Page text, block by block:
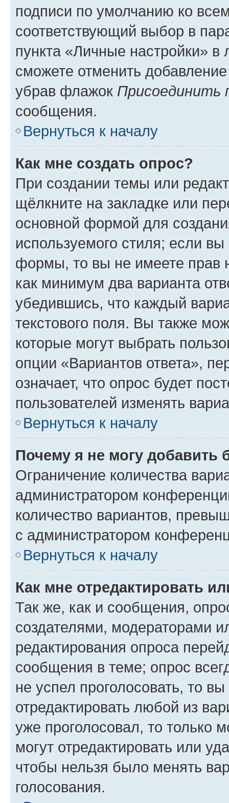
подписи по умолчанию ко
соответствующий выбор в
пункта «Личные настройки»
сможете отменить
убрав флажок Присоединить
сообщения.
Вернуться к началу
Как мне создать опрос?
При создании темы или
щёлкните на закладке или
основной формой для
используемого стиля; если
формы, то вы не имеете прав
как минимум два варианта
убедившись, что каждый
текстового поля. Вы также
которые могут выбрать
опции «Вариантов ответа»,
означает, что опрос будет
пользователей изменять
Вернуться к началу
Почему я не могу добавить
Ограничение количества
администратором
количество вариантов,
с администратором
Вернуться к началу
Как мне отредактировать
Так же, как и сообщения,
создателями, модераторами
редактирования опроса
сообщения в теме; опрос
не успел проголосовать, то
отредактировать любой из
уже проголосовал, то только
могут отредактировать или
чтобы нельзя было менять
голосования.